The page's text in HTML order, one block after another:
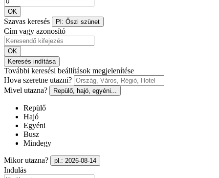
OK
Szavas keresés Pl: Őszi szünet
Cím vagy azonosító
OK
Keresés indítása
További keresési beállítások megjelenítése
Hova szeretne utazni?
Mivel utazna?
Repülő, hajó, egyéni...
Repülő
Hajó
Egyéni
Busz
Mindegy
Mikor utazna? pl.: 2026-08-14
Indulás